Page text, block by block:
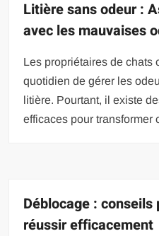
Litière sans odeur :
avec les mauvaises
Les propriétaires de chats
quotidien de gérer les
litière. Pourtant, il existe
efficaces pour transformer
Déblocage :
réussir efficacement